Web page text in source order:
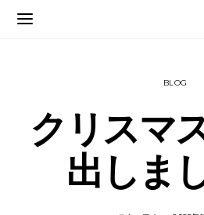
BLOG
クリスマ
出しま